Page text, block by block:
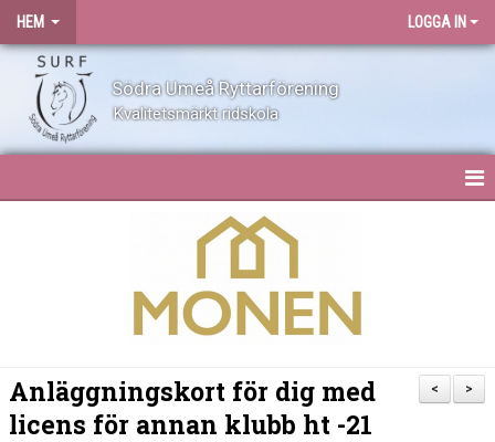
HEM LOGGA IN
Södra Umeå Ryttarförening
Kvalitetsmärkt ridskola
ANLÄGGNING
>
<
Anläggningskort för dig med
licens för annan klubb ht -21